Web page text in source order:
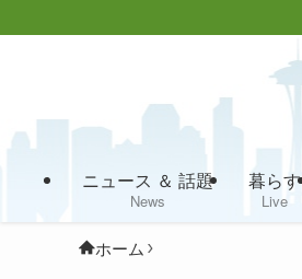
ニュース ＆ 話題
News
暮らす
Live
ホーム